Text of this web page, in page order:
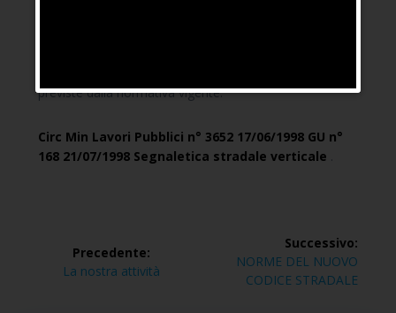
previste dalla normativa vigente.
Circ Min Lavori Pubblici n° 3652 17/06/1998 GU n°
168 21/07/1998 Segnaletica stradale verticale .
articoliPrecedente:
Articolo
La nostra attività
Successivo:
Articolo
successivo:
NORME DEL NUOVO
CODICE STRADALE